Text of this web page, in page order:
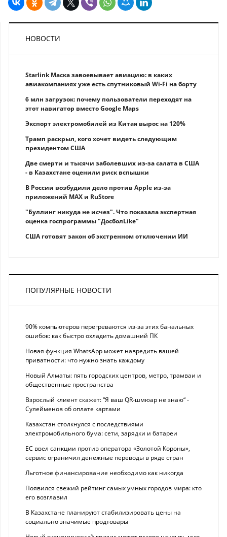
НОВОСТИ
Starlink Маска завоевывает авиацию: в каких
авиакомпаниях уже есть спутниковый Wi-Fi на борту
6 млн загрузок: почему пользователи переходят на
этот навигатор вместо Google Maps
Экспорт электромобилей из Китая вырос на 120%
Трамп раскрыл, кого хочет видеть следующим
президентом США
Две смерти и тысячи заболевших из-за салата в США
- в Казахстане оценили риск вспышки
В России возбудили дело против Apple из-за
приложений MAX и RuStore
"Буллинг никуда не исчез". Что показала экспертная
оценка госпрограммы "ДосболLike"
США готовят закон об экстренном отключении ИИ
ПОПУЛЯРНЫЕ НОВОСТИ
90% компьютеров перегреваются из-за этих банальных
ошибок: как быстро охладить домашний ПК
Новая функция WhatsApp может навредить вашей
приватности: что нужно знать каждому
Новый Алматы: пять городских центров, метро, трамваи и
общественные пространства
Взрослый клиент скажет: “Я ваш QR-шмюар не знаю“ -
Сулейменов об оплате картами
Казахстан столкнулся с последствиями
электромобильного бума: сети, зарядки и батареи
ЕС ввел санкции против оператора «Золотой Короны»,
сервис ограничил денежные переводы в ряде стран
Льготное финансирование необходимо как никогда
Появился свежий рейтинг самых умных городов мира: кто
его возглавил
В Казахстане планируют стабилизировать цены на
социально значимые продтовары